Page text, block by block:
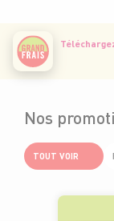
Nos
TOUT VOIR